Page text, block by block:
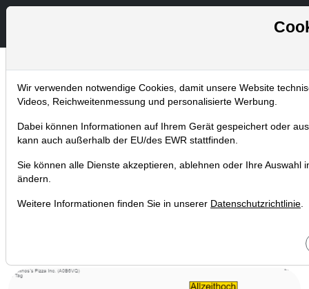
Chartanalysen
Home Blog Chartanalysen
Domino's Pizza: 2015 noch ein
Aprilscherz – 2017 schon Realität –
Domino's liefert Pizza in Hamburg bald
per Roboter
Wir verwenden notwendige Cookies, damit unsere Website
Videos, Reichweitenmessung und personalisierte Werbung.
Dabei können Informationen auf Ihrem Gerät gespeichert oder
kann auch außerhalb der EU/des EWR stattfinden.
Sie können alle Dienste akzeptieren, ablehnen oder Ihre
ändern.
Weitere Informationen finden Sie in unserer Datenschutzrichtlinie.